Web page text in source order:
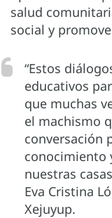
salud
social y
“Estos
educativos
que muchas
el machismo
conversación
conocimiento
nuestras
Eva Cristina
Xejuyup.